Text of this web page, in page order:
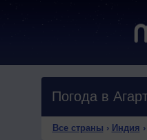
Погода в
Все страны › Индия ›